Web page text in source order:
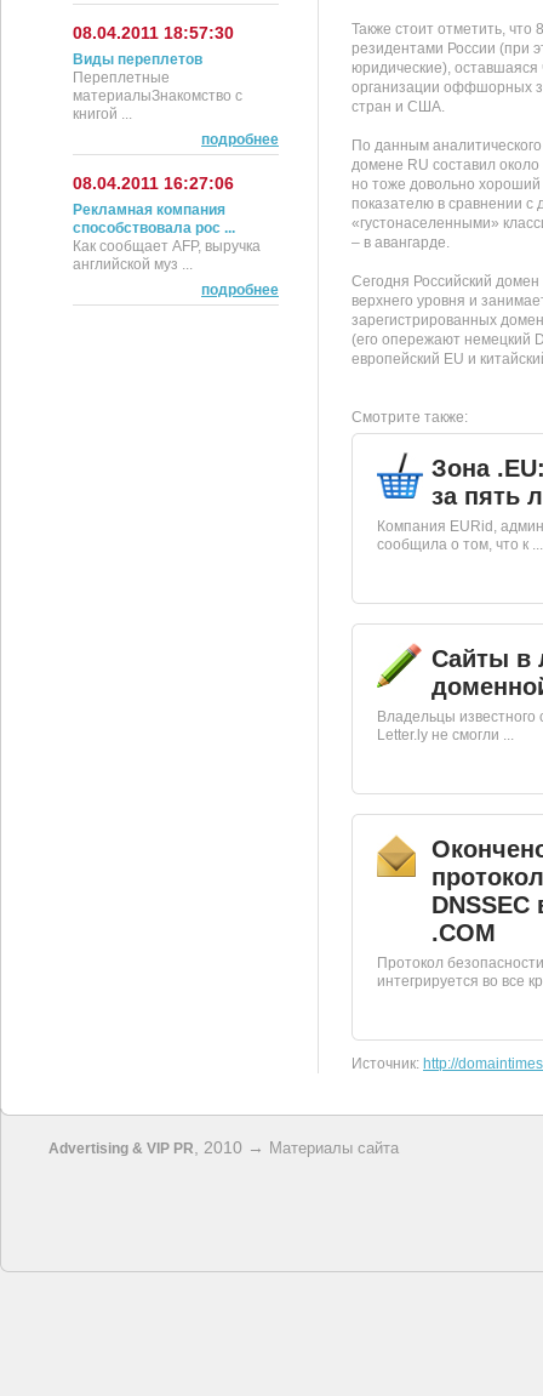
08.04.2011 18:57:30
Виды переплетов
Переплетные
материалыЗнакомство с
книгой ...
подробнее
08.04.2011 16:27:06
Рекламная компания
способствовала рос ...
Как сообщает AFP, выручка
английской муз ...
подробнее
Также стоит отметить,
резидентами России (при
юридические),
организации оффшорных
стран и США.
По данным
домене RU составил
но тоже довольно хороший
показателю в сравнении
«густонаселенными»
– в авангарде.
Сегодня Российский
верхнего уровня и
зарегистрированных
(его опережают немецкий
европейский EU и
Смотрите также:
Зона
за пять
Компания EURid,
сообщила о том, что к ...
Сайты в
Владельцы известного
Letter.ly не смогли ...
.COM
Протокол
интегрируется во все
Источник: http://
Advertising & VIP PR , 2010 → Материалы сайта